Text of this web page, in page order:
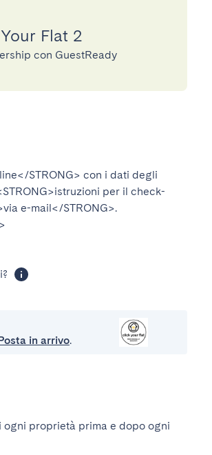
Flat 2
con GuestReady
STRONG> con i dati degli
per il check-
e-mail</STRONG>.
in arrivo.
proprietà prima e dopo ogni